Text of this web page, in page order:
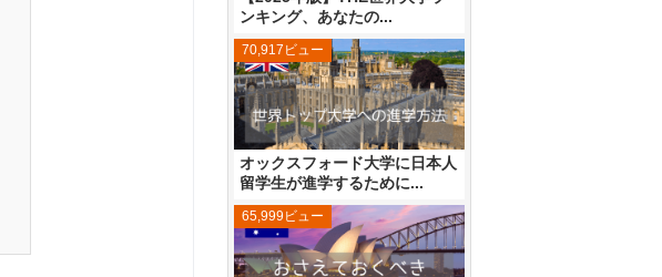
ンキング、あなたの...
オックスフォード大学に日本人
留学生が進学するために...
70,917ビュー
65,999ビュー